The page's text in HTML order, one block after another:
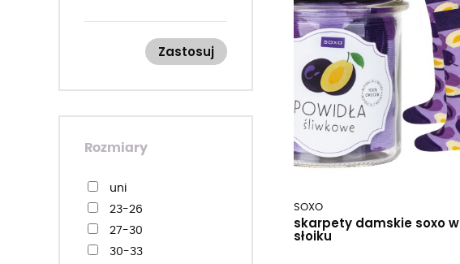
steven
Zastosuj
Rozmiary
uni
23-26
27-30
30-33
SOXO
skarpety damskie soxo w
słoiku